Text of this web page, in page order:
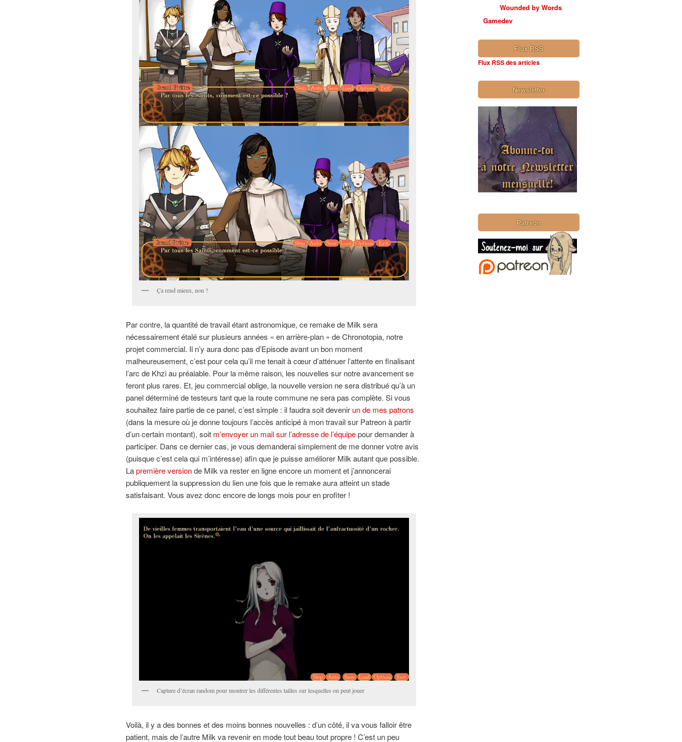
Ça rend mieux, non ?
Par contre, la quantité de travail étant astronomique, ce remake de Milk sera
nécessairement étalé sur plusieurs années « en arrière-plan » de Chronotopia, notre
projet commercial. Il n’y aura donc pas d’Episode avant un bon moment
malheureusement, c’est pour cela qu’il me tenait à cœur d’atténuer l’attente en finalisant
l’arc de Khzi au préalable. Pour la même raison, les nouvelles sur notre avancement se
feront plus rares. Et, jeu commercial oblige, la nouvelle version ne sera distribué qu’à un
panel déterminé de testeurs tant que la route commune ne sera pas complète. Si vous
souhaitez faire partie de ce panel, c’est simple : il faudra soit devenir un de mes patrons
(dans la mesure où je donne toujours l’accès anticipé à mon travail sur Patreon à partir
d’un certain montant), soit m’envoyer un mail sur l’adresse de l’équipepour demander à
participer. Dans ce dernier cas, je vous demanderai simplement de me donner votre avis
(puisque c’est cela qui m’intéresse) afin que je puisse améliorer Milk autant que possible.
Lapremière versionde Milk va rester en ligne encore un moment et j’annoncerai
publiquement la suppression du lien une fois que le remake aura atteint un stade
satisfaisant. Vous avez donc encore de longs mois pour en profiter !
Capture d’écran random pour montrer les différentes tailles sur lesquelles on peut jouer
Voilà, il y a des bonnes et des moins bonnes nouvelles : d’un côté, il va vous falloir être
patient, mais de l’autre Milk va revenir en mode tout beau tout propre ! C’est un peu
Wounded by Words
Gamedev
Flux RSS
Flux RSS des articles
Newsletter
Patreon